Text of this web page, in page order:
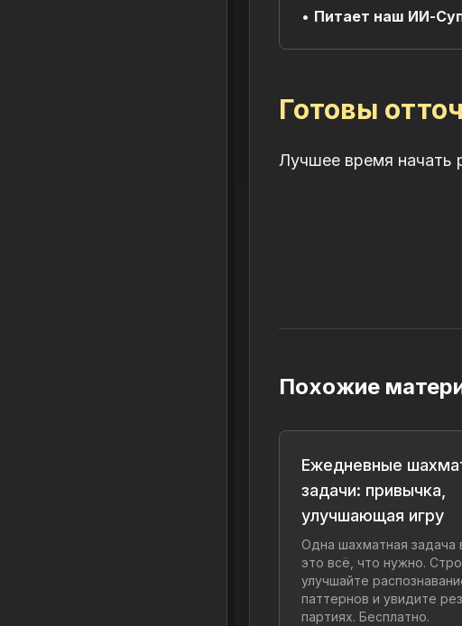
• Питает наш ИИ-
Готовы
Лучшее время начать
Похожие
Ежедневные
задачи: привычка,
улучшающая игру
Одна шахматная
это всё, что нужно.
улучшайте
паттернов и увидите
партиях. Бесплатно.